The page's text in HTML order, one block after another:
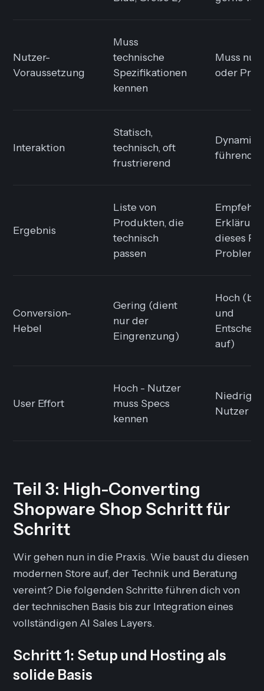
Nutzer-
Voraussetzung
Muss
technische
Spezifikationen
kennen
Muss nur
oder
Interaktion
Statisch,
technisch, oft
frustrierend
führend
Ergebnis
Liste von
Produkten, die
technisch
passen
dieses
Problem
Conversion-
Hebel
Gering (dient
nur der
Eingrenzung)
Hoch
und
auf)
User Effort
Hoch - Nutzer
muss Specs
kennen
Niedrig -
Nutzer
Teil 3: High-Converting
Shopware Shop Schritt für
Schritt
Wir gehen nun in die Praxis. Wie baust du diesen
modernen Store auf, der Technik und Beratung
vereint? Die folgenden Schritte führen dich von
der technischen Basis bis zur Integration eines
vollständigen AI Sales Layers.
Schritt 1: Setup und Hosting als
solide Basis